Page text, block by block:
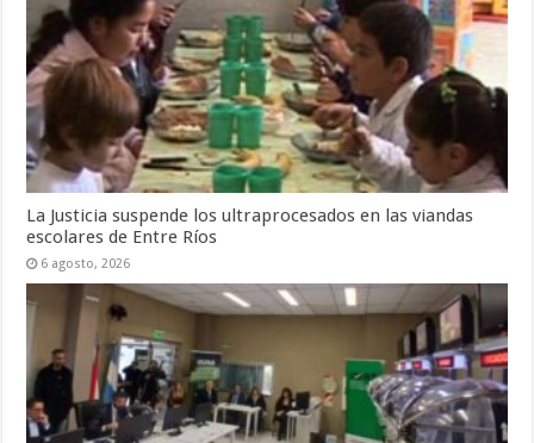
La Justicia suspende los ultraprocesados en las viandas
escolares de Entre Ríos
6 agosto, 2026